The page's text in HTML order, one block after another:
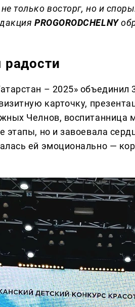
только восторг, но и
PROGORODCHELNY
радости
– 2025» объединил
карточку,
Челнов, воспитанница
этапы, но и завоевала
ей эмоционально —